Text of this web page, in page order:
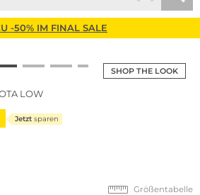
-50% IM FINAL SALE
SHOP THE LOOK
LOW
Jetzt sparen
Größentabelle